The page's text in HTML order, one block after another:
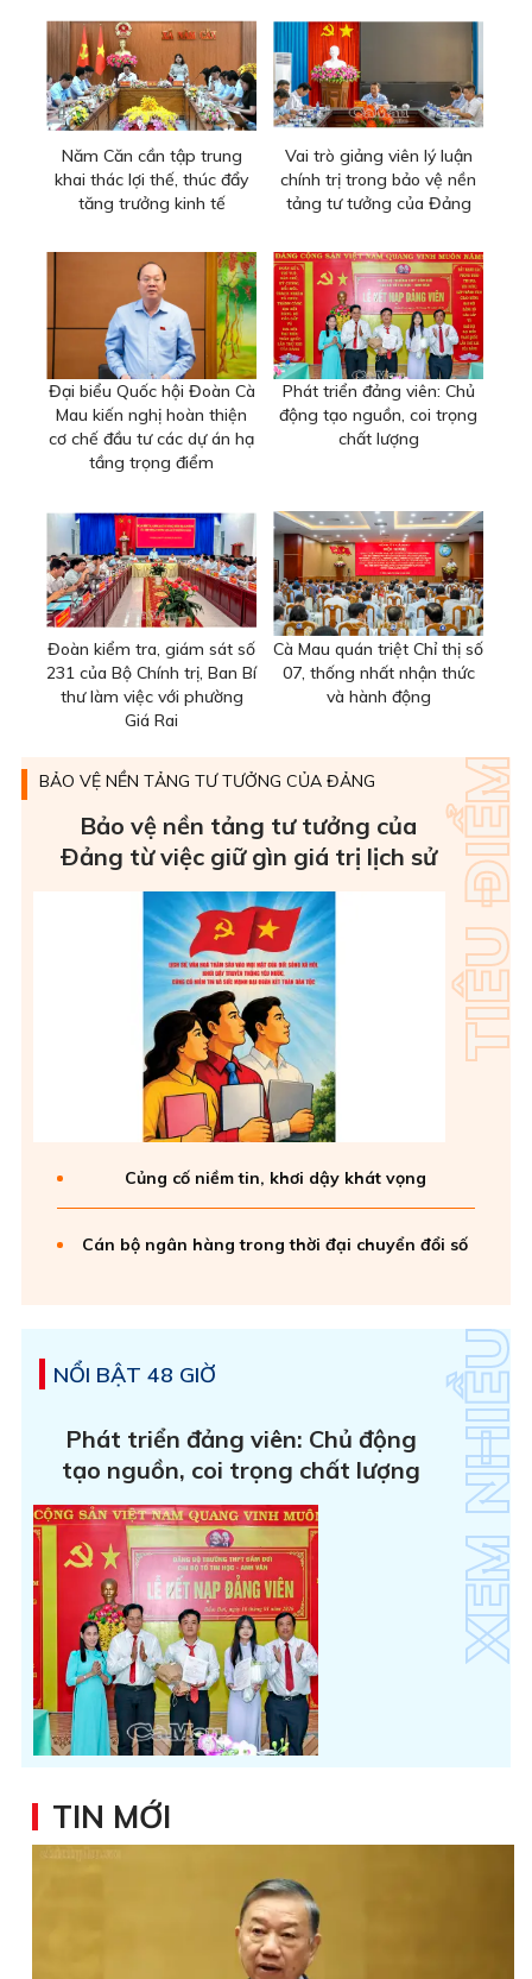
Năm Căn cần tập trung
khai thác lợi thế, thúc đẩy
tăng trưởng kinh tế
Vai trò giảng viên lý luận
chính trị trong bảo vệ nền
tảng tư tưởng của Đảng
Đại biểu Quốc hội Đoàn Cà
Mau kiến nghị hoàn thiện
cơ chế đầu tư các dự án hạ
tầng trọng điểm
Phát triển đảng viên: Chủ
động tạo nguồn, coi trọng
chất lượng
Đoàn kiểm tra, giám sát số
231 của Bộ Chính trị, Ban Bí
thư làm việc với phường
Giá Rai
Cà Mau quán triệt Chỉ thị số
07, thống nhất nhận thức
và hành động
BẢO VỆ NỀN TẢNG TƯ TƯỞNG CỦA ĐẢNG
Bảo vệ nền tảng tư tưởng của
Ðảng từ việc giữ gìn giá trị lịch sử
Củng cố niềm tin, khơi dậy khát vọng
Cán bộ ngân hàng trong thời đại chuyển đổi số
NỔI BẬT 48 GIỜ
Phát triển đảng viên: Chủ động
tạo nguồn, coi trọng chất lượng
TIN MỚI